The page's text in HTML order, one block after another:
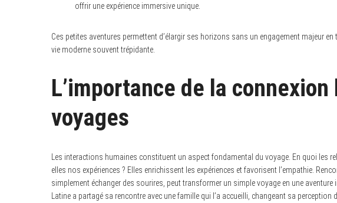
offrir une expérience immersive unique.
Ces petites aventures permettent d’élargir ses horizons sans un engagement majeur
vie moderne souvent trépidante.
L’importance de la
voyages
Les interactions humaines constituent un aspect fondamental du voyage. En quoi les
elles nos expériences ? Elles enrichissent les expériences et favorisent l’empathie.
simplement échanger des sourires, peut transformer un simple voyage en une
Latine a partagé sa rencontre avec une famille qui l’a accueilli, changeant sa